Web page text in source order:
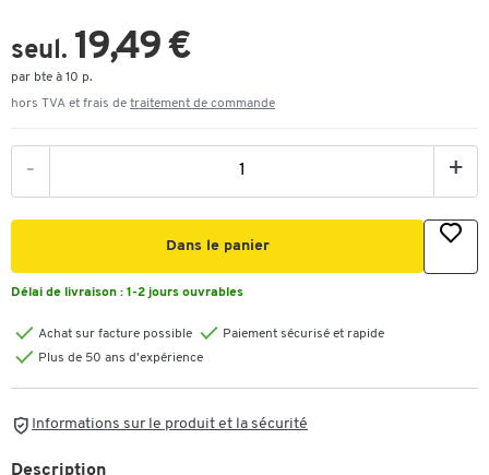
seul. 19,49 €
par bte à 10 p.
hors TVA et frais de traitement de commande
- +
Dans le panier
Délai de livraison : 1-2 jours ouvrables
Achat sur facture possible
Paiement sécurisé et rapide
Plus de 50 ans d'expérience
Informations sur le produit et la sécurité
Description